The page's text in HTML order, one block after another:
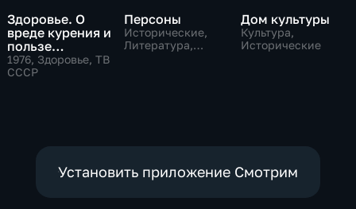
Здоровье. О
вреде курения и
пользе
дыхательной
гимнастики
1976, Здоровье, ТВ
СССР
Персоны
Исторические,
Литература,
Дом культуры
Культура,
Исторические
Установить приложение Смотрим